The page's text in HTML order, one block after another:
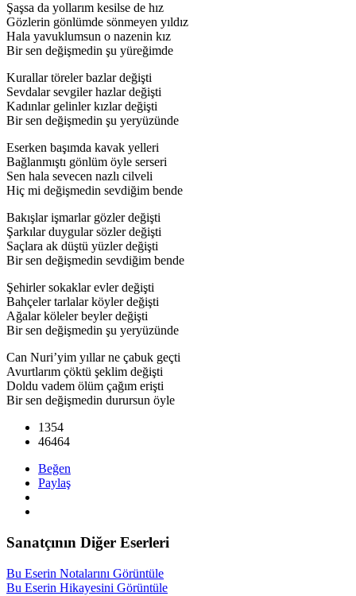
Şaşsa da yollarım kesilse de hız
Gözlerin gönlümde sönmeyen yıldız
Hala yavuklumsun o nazenin kız
Bir sen değişmedin şu yüreğimde
Kurallar töreler bazlar değişti
Sevdalar sevgiler hazlar değişti
Kadınlar gelinler kızlar değişti
Bir sen değişmedin şu yeryüzünde
Eserken başımda kavak yelleri
Bağlanmıştı gönlüm öyle serseri
Sen hala sevecen nazlı cilveli
Hiç mi değişmedin sevdiğim bende
Bakışlar işmarlar gözler değişti
Şarkılar duygular sözler değişti
Saçlara ak düştü yüzler değişti
Bir sen değişmedin sevdiğim bende
Şehirler sokaklar evler değişti
Bahçeler tarlalar köyler değişti
Ağalar köleler beyler değişti
Bir sen değişmedin şu yeryüzünde
Can Nuri’yim yıllar ne çabuk geçti
Avurtlarım çöktü şeklim değişti
Doldu vadem ölüm çağım erişti
Bir sen değişmedin durursun öyle
1354
46464
Beğen
Paylaş
Sanatçının Diğer Eserleri
Bu Eserin Notalarını Görüntüle
Bu Eserin Hikayesini Görüntüle